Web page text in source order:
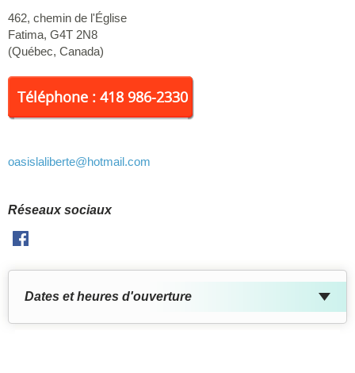
462, chemin de l'Église
Fatima, G4T 2N8
(Québec, Canada)
Téléphone : 418 986-2330
oasislaliberte@hotmail.com
Réseaux sociaux
Dates et heures d'ouverture